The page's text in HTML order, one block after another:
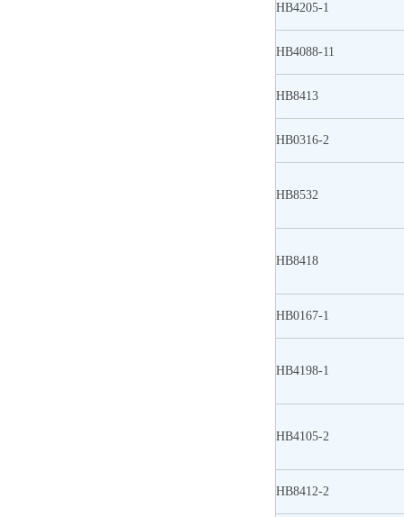
HB4205-1
HB4088-11
HB8413
HB0316-2
HB8532
HB8418
HB0167-1
HB4198-1
HB4105-2
HB8412-2